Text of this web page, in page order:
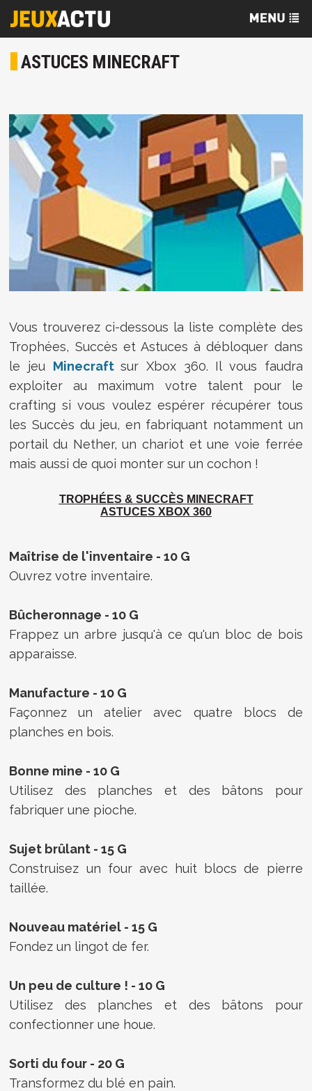
ASTUCES MINECRAFT
Vous trouverez ci-dessous la liste complète des
Trophées, Succès et Astuces à débloquer dans
le jeu Minecraftsur Xbox 360. Il vous faudra
exploiter au maximum votre talent pour le
crafting si vous voulez espérer récupérer tous
les Succès du jeu, en fabriquant notamment un
portail du Nether, un chariot et une voie ferrée
mais aussi de quoi monter sur un cochon !
TROPHÉES & SUCCÈS MINECRAFT
ASTUCES XBOX 360
Maîtrise de l'inventaire - 10 G
Ouvrez votre inventaire.
Bûcheronnage - 10 G
Frappez un arbre jusqu'à ce qu'un bloc de bois
apparaisse.
Manufacture - 10 G
Façonnez un atelier avec quatre blocs de
planches en bois.
Bonne mine - 10 G
Utilisez des planches et des bâtons pour
fabriquer une pioche.
Sujet brûlant - 15 G
Construisez un four avec huit blocs de pierre
taillée.
Nouveau matériel - 15 G
Fondez un lingot de fer.
Un peu de culture ! - 10 G
Utilisez des planches et des bâtons pour
confectionner une houe.
Sorti du four - 20 G
Transformez du blé en pain.